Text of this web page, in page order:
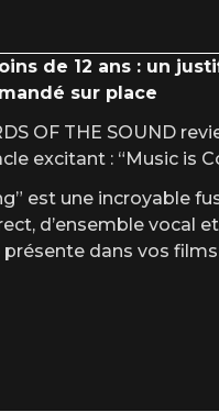
de 12 ans : un
sur place
OF THE SOUND
excitant : “Music is
est une incroyable
d’ensemble vocal
dans vos films